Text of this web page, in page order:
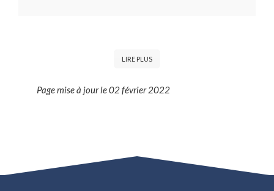
LIRE PLUS
Page mise à jour le 02 février 2022